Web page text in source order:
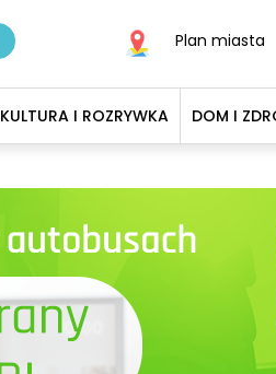
Plan miasta
KULTURA I ROZRYWKA DOM I